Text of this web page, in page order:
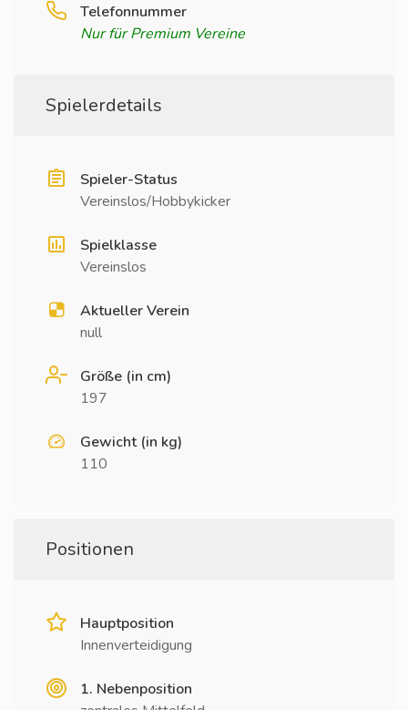
Telefonnummer
Nur für Premium Vereine
Spielerdetails
Spieler-Status
Vereinslos/Hobbykicker
Spielklasse
Vereinslos
Aktueller Verein
null
Größe (in cm)
197
Gewicht (in kg)
110
Positionen
Hauptposition
Innenverteidigung
1. Nebenposition